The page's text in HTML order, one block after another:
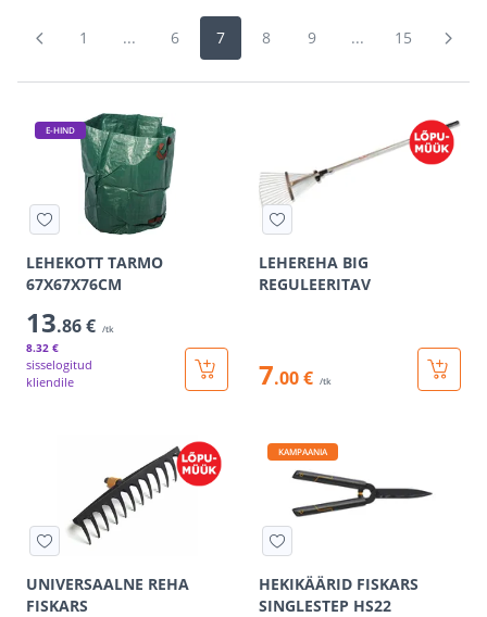
1 ... 6 7 8 9 ... 15
E-HIND
LEHEKOTT TARMO
67X67X76CM
13.86 € /tk
8.32 €
sisselogitud
kliendile
LEHEREHA BIG
REGULEERITAV
7.00 € /tk
UNIVERSAALNE REHA
FISKARS
KAMPAANIA
HEKIKÄÄRID FISKARS
SINGLESTEP HS22